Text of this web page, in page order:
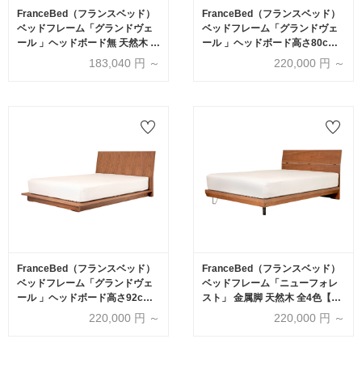
FranceBed（フランスベッド）
ベッドフレーム「グランドヴェ
ール 」ヘッドボード無 天然木 全
4色【受注生産品】183,040 円 ～
FranceBed（フランスベッド）
ベッドフレーム「グランドヴェ
ール 」ヘッドボード高さ80cm
天然木 全4色【受注生産品】
220,000 円 ～
FranceBed（フランスベッド）
ベッドフレーム「グランドヴェ
ール 」ヘッドボード高さ92cm
天然木 全4色【受注生産品】
220,000 円 ～
FranceBed（フランスベッド）
ベッドフレーム「ニューフォレ
スト」 金属脚 天然木 全4色【受
220,000 円 ～